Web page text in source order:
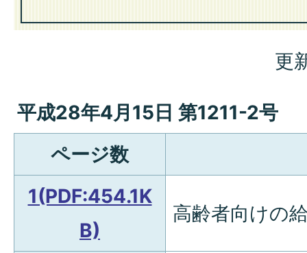
更
平成28年4月15日 第1211-2号
ページ数
1(PDF:454.1K
B)
高齢者向けの